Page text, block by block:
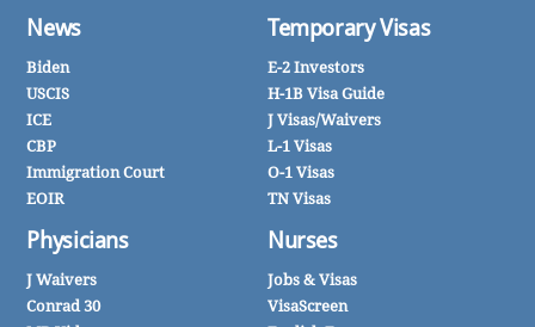
News
Biden
USCIS
ICE
CBP
Immigration Court
EOIR
Physicians
J Waivers
Conrad 30
Temporary Visas
E-2 Investors
H-1B Visa Guide
J Visas/Waivers
L-1 Visas
O-1 Visas
TN Visas
Nurses
Jobs & Visas
VisaScreen